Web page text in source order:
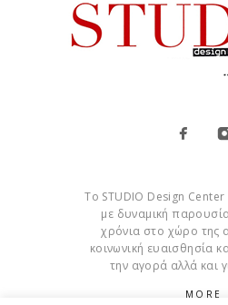
Το STUDIO Design Center
με δυναμική
χρόνια στο χώρο της
κοινωνική ευαισθησία
την αγορά αλλά και
MORE